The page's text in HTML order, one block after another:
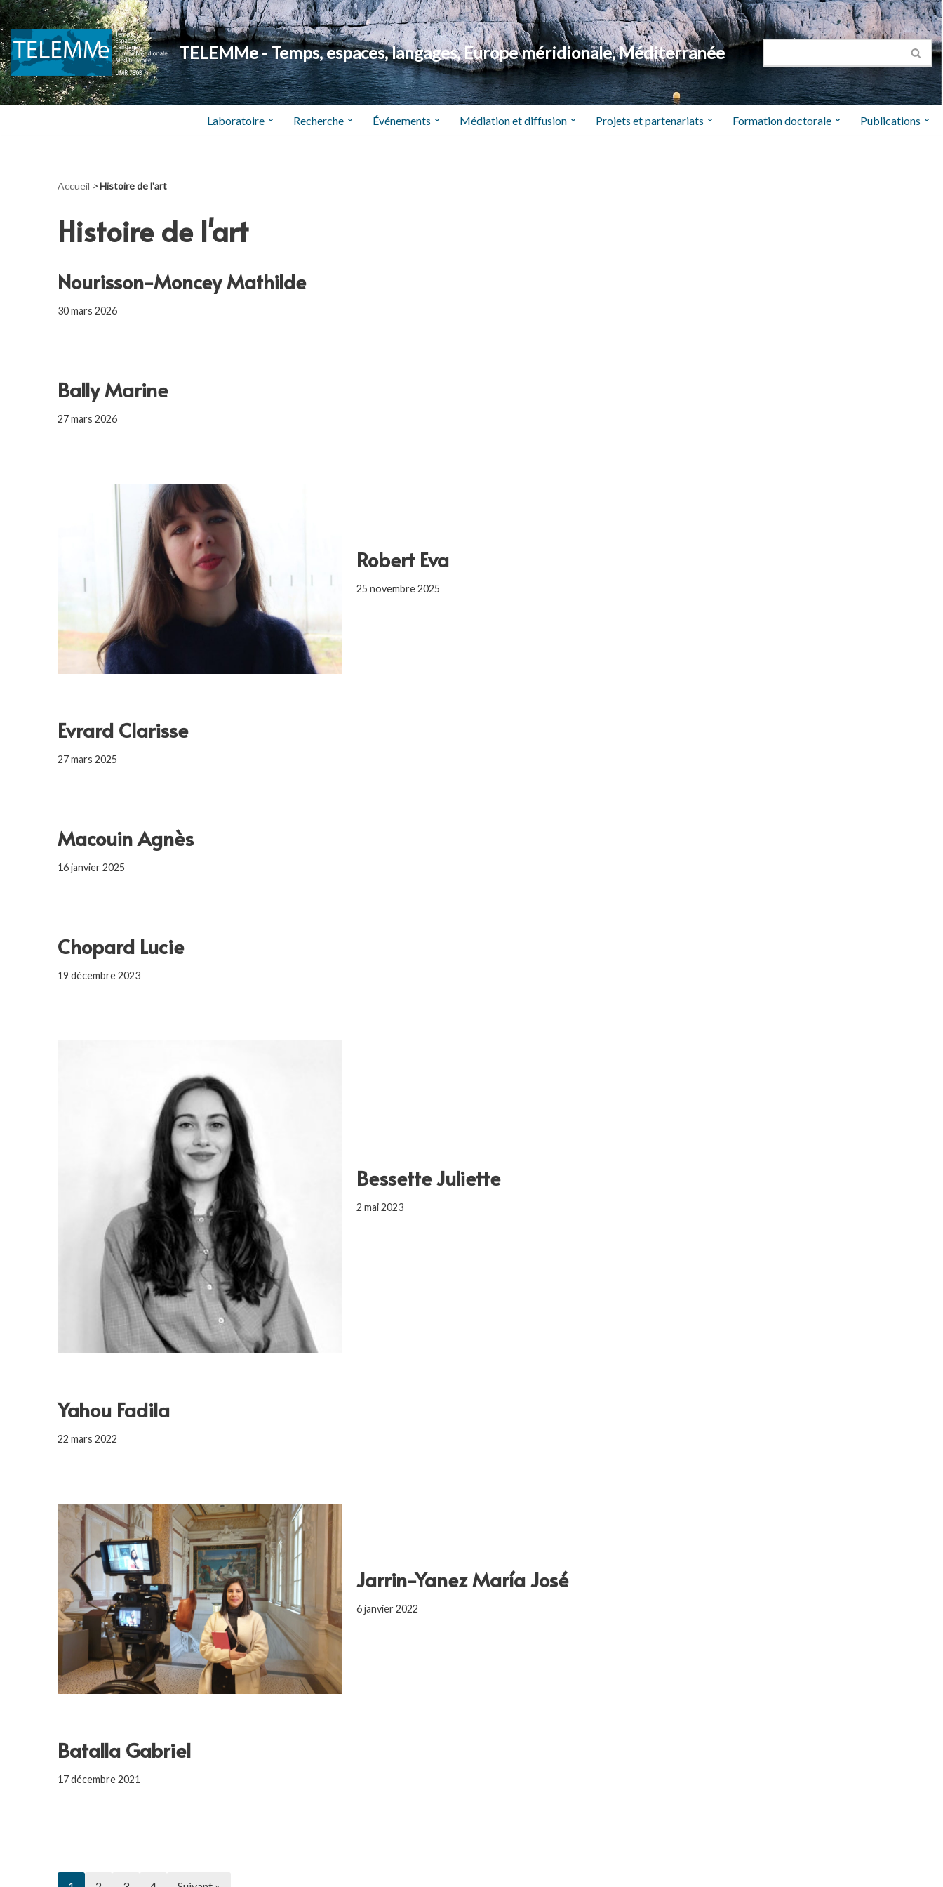
Aller
au
contenu
TELEMMe - Temps, espaces, langages, Europe méridionale, Méditerranée
Laboratoire Recherche Événements Médiation et diffusion Projets et partenariats Formation doctorale Publications
Accueil >Histoire de l'art
Histoire de l'art
Nourisson-Moncey Mathilde
30 mars 2026
Bally Marine
27 mars 2026
Robert Eva
25 novembre 2025
Evrard Clarisse
27 mars 2025
Macouin Agnès
16 janvier 2025
Chopard Lucie
19 décembre 2023
Bessette Juliette
2 mai 2023
Yahou Fadila
22 mars 2022
Jarrin-Yanez María José
6 janvier 2022
Batalla Gabriel
17 décembre 2021